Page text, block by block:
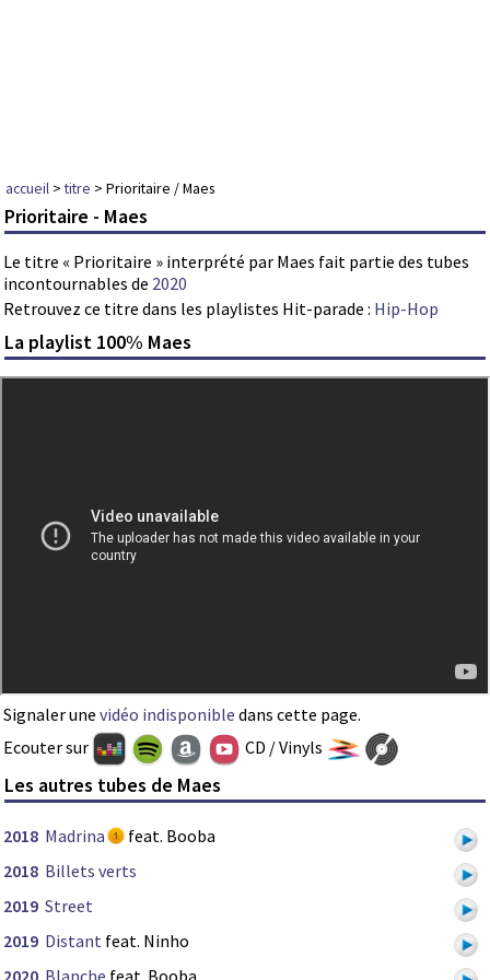
accueil >titre > Prioritaire / Maes
Prioritaire - Maes
Le titre « Prioritaire » interprété par Maes fait partie des tubes
incontournables de 2020
Retrouvez ce titre dans les playlistes Hit-parade : Hip-Hop
La playlist 100% Maes
Signaler une vidéo indisponible dans cette page.
Ecouter sur
CD / Vinyls
Les autres tubes de Maes
2018 Madrina
feat. Booba
2018 Billets verts
2019 Street
2019 Distant feat. Ninho